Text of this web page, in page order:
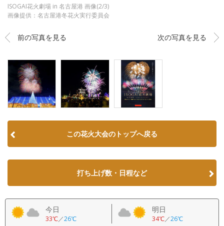
ISOGAI花火劇場 in 名古屋港 画像(2/3)
画像提供：名古屋港冬花火実行委員会
前の写真を見る 次の写真を見る
この花火大会のトップへ戻る
打ち上げ数・日程など
今日
33℃／26℃
明日
34℃／26℃